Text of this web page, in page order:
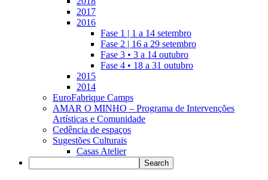
2017
2016
Fase 1 | 1 a 14 setembro
Fase 2 | 16 a 29 setembro
Fase 3 • 3 a 14 outubro
Fase 4 • 18 a 31 outubro
2015
2014
EuroFabrique Camps
AMAR O MINHO – Programa de Intervenções
Artísticas e Comunidade
Cedência de espaços
Sugestões Culturais
Casas Atelier